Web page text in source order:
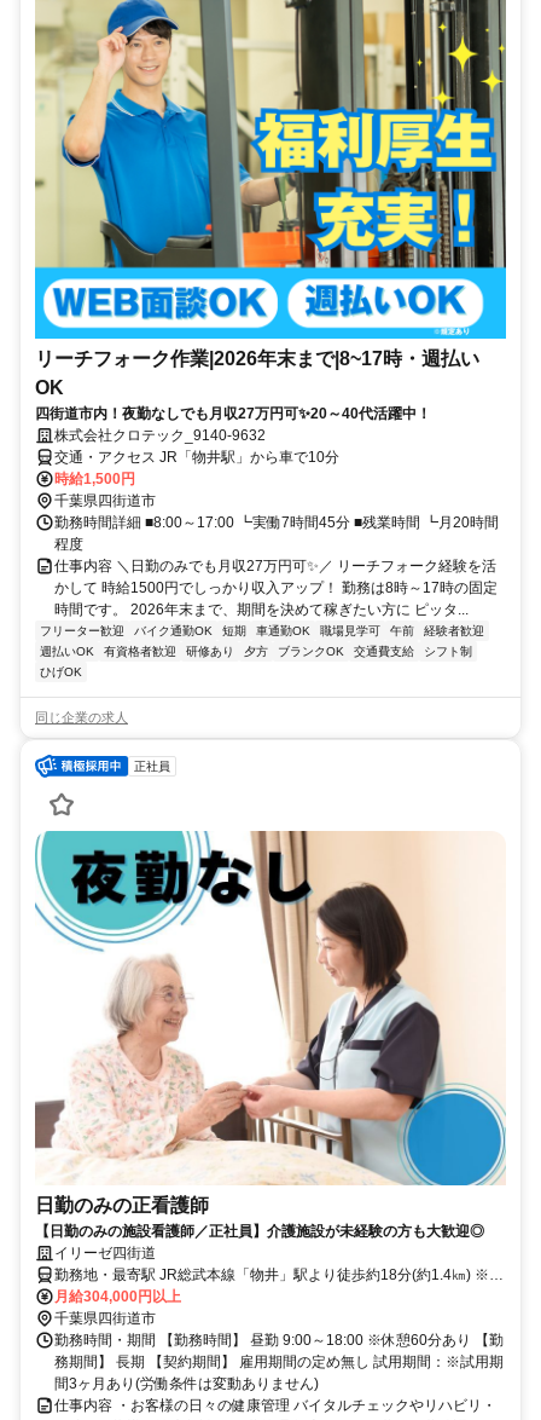
リーチフォーク作業|2026年末まで|8~17時・週払い
OK
四街道市内！夜勤なしでも月収27万円可✨20～40代活躍中！
株式会社クロテック_9140-9632
交通・アクセス JR「物井駅」から車で10分
時給1,500円
千葉県四街道市
勤務時間詳細 ■8:00～17:00 ┗実働7時間45分 ■残業時間 ┗月20時間
程度
仕事内容 ＼日勤のみでも月収27万円可✨／ リーチフォーク経験を活
かして 時給1500円でしっかり収入アップ！ 勤務は8時～17時の固定
時間です。 2026年末まで、期間を決めて稼ぎたい方に ピッタ...
フリーター歓迎 バイク通勤OK 短期 車通勤OK 職場見学可 午前
経験者歓迎
週払いOK
有資格者歓迎 研修あり 夕方 ブランクOK 交通費支給
シフト制
ひげOK
同じ企業の求人
正社員
日勤のみの正看護師
【日勤のみの施設看護師／正社員】介護施設が未経験の方も大歓迎◎
イリーゼ四街道
勤務地・最寄駅 JR総武本線「物井」駅より徒歩約18分(約1.4㎞) ※車
通勤OK
月給304,000円以上
千葉県四街道市
勤務時間・期間 【勤務時間】 昼勤 9:00～18:00 ※休憩60分あり 【勤
務期間】 長期 【契約期間】 雇用期間の定め無し 試用期間：※試用期
間3ヶ月あり(労働条件は変動ありません)
仕事内容 ・お客様の日々の健康管理 バイタルチェックやリハビリ・